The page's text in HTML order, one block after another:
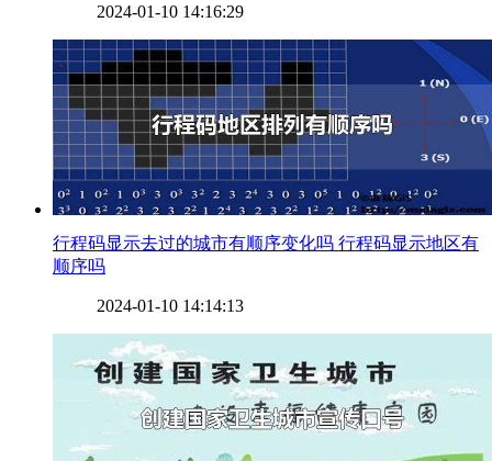
2024-01-10 14:16:29
​行程码显示去过的城市有顺序变化吗 行程码显示地区有
顺序吗
2024-01-10 14:14:13